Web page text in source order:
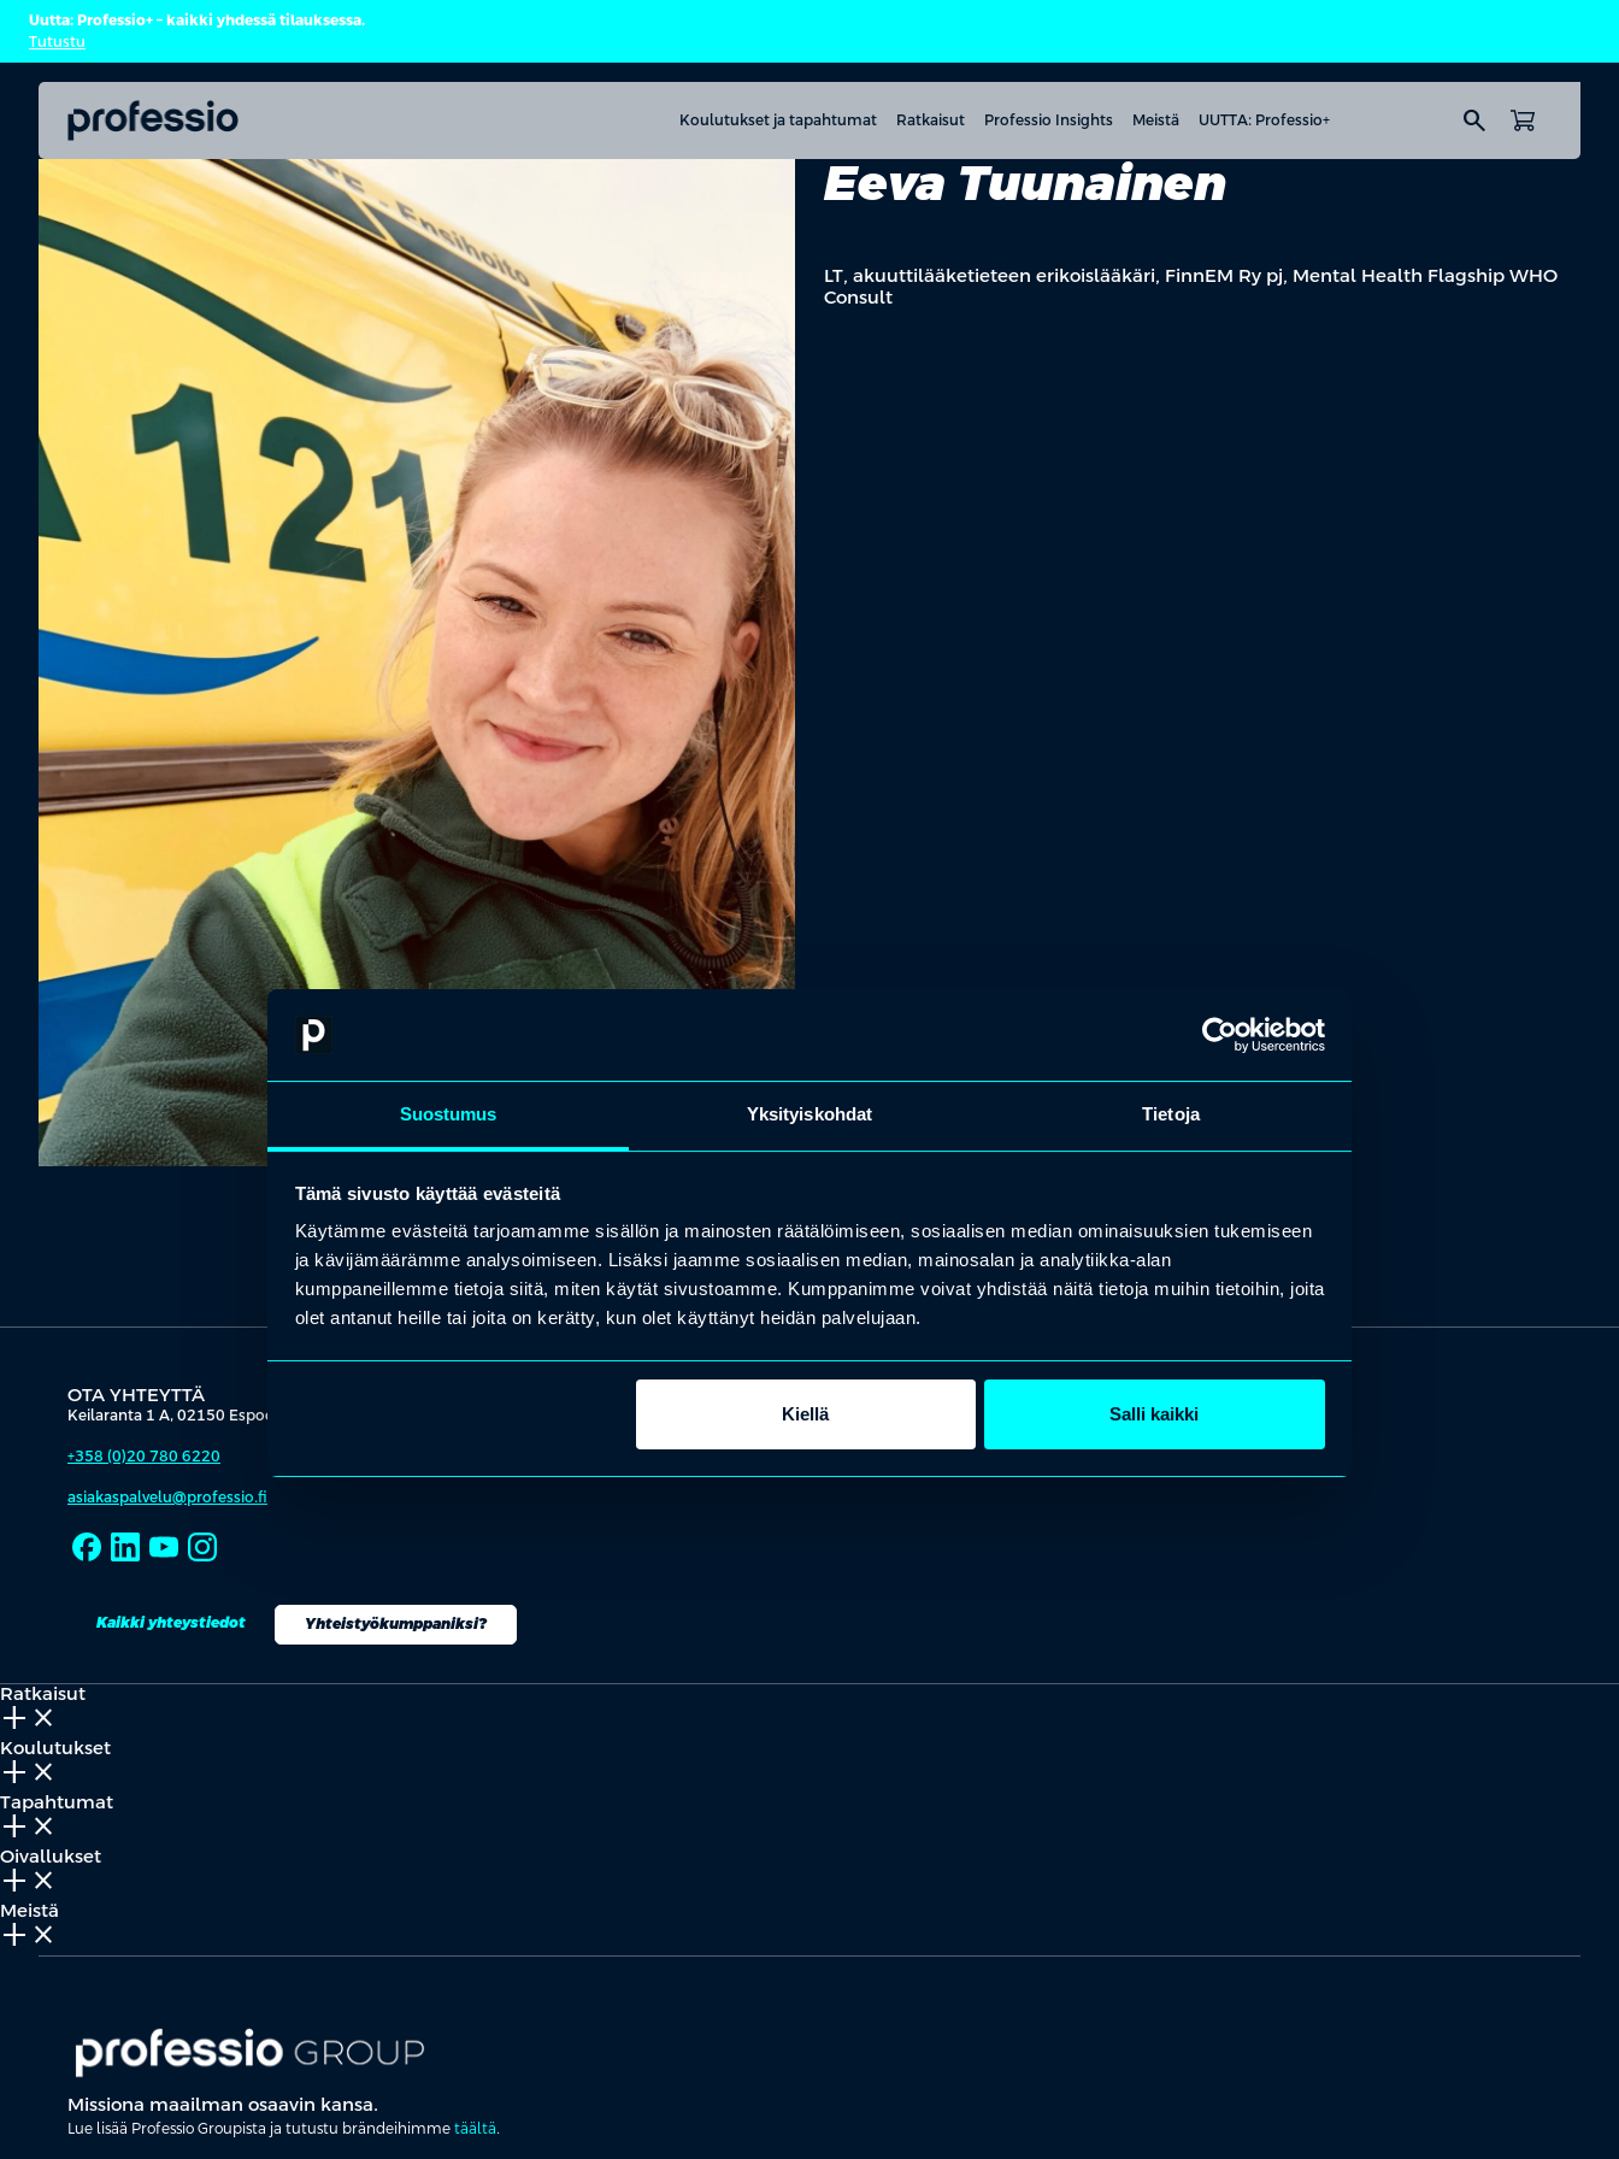
Suostumus Yksityiskohdat Tietoja
Tämä sivusto käyttää evästeitä
Käytämme evästeitä tarjoamamme sisällön ja mainosten räätälöimiseen, sosiaalisen median ominaisuuksien tukemiseen
ja kävijämäärämme analysoimiseen. Lisäksi jaamme sosiaalisen median, mainosalan ja analytiikka-alan
kumppaneillemme tietoja siitä, miten käytät sivustoamme. Kumppanimme voivat yhdistää näitä tietoja muihin tietoihin, joita
olet antanut heille tai joita on kerätty, kun olet käyttänyt heidän palvelujaan.
Kiellä Salli kaikki
Uutta: Professio+ – kaikki yhdessä tilauksessa.
Tutustu
Koulutukset ja tapahtumat Ratkaisut Professio Insights Meistä UUTTA: Professio+ search
Eeva Tuunainen
LT, akuuttilääketieteen erikoislääkäri, FinnEM Ry pj, Mental Health Flagship WHO
Consult
OTA YHTEYTTÄ
Keilaranta 1 A, 02150 Espoo
+358 (0)20 780 6220
asiakaspalvelu@professio.fi
Kaikki yhteystiedot Yhteistyökumppaniksi?
Ratkaisut
add_2 close
Koulutukset
add_2 close
Tapahtumat
add_2 close
Oivallukset
add_2 close
Meistä
add_2 close
Missiona maailman osaavin kansa.
Lue lisää Professio Groupista ja tutustu brändeihimme täältä.